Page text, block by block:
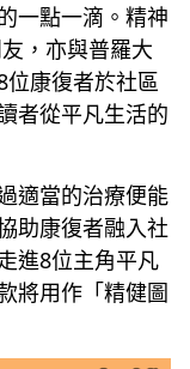
一點一滴。精神
，亦與普羅大
康復者於社區
者從平凡生活的
適當的治療便能
助康復者融入社
進8位主角平凡
將用作「精健圖